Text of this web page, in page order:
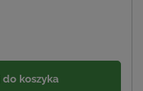
koszyka